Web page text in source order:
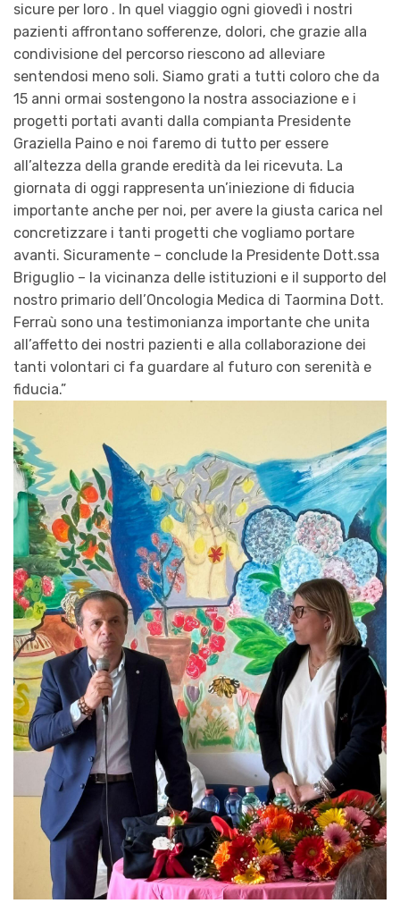
sicure per loro . In quel viaggio ogni giovedì i nostri
pazienti affrontano sofferenze, dolori, che grazie alla
condivisione del percorso riescono ad alleviare
sentendosi meno soli. Siamo grati a tutti coloro che da
15 anni ormai sostengono la nostra associazione e i
progetti portati avanti dalla compianta Presidente
Graziella Paino e noi faremo di tutto per essere
all’altezza della grande eredità da lei ricevuta. La
giornata di oggi rappresenta un’iniezione di fiducia
importante anche per noi, per avere la giusta carica nel
concretizzare i tanti progetti che vogliamo portare
avanti. Sicuramente – conclude la Presidente Dott.ssa
Briguglio – la vicinanza delle istituzioni e il supporto del
nostro primario dell’Oncologia Medica di Taormina Dott.
Ferraù sono una testimonianza importante che unita
all’affetto dei nostri pazienti e alla collaborazione dei
tanti volontari ci fa guardare al futuro con serenità e
fiducia.”